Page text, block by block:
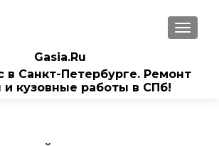
Gasia.Ru
в Санкт-Петербурге. Ремонт
кузовные работы в СПб!